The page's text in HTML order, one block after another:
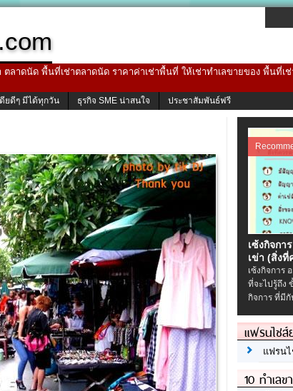
ลาดนัด พื้นที่เช่าตลาดนัด ราคาค่าเช่าพื้นที่ ให้เช่าทำเลขายของ พื้นที่
ดียดีๆ มีได้ทุกวัน ธุรกิจ SME น่าสนใจ ประชาสัมพันธ์ฟรี
เซ้งกิจกา
เข่า (สิ่งที่
เซ้งกิจการ
ที่จะไปรู้ถึง
กิจการ ที่มี
แฟรนไช
แฟรน
10 ทำเล